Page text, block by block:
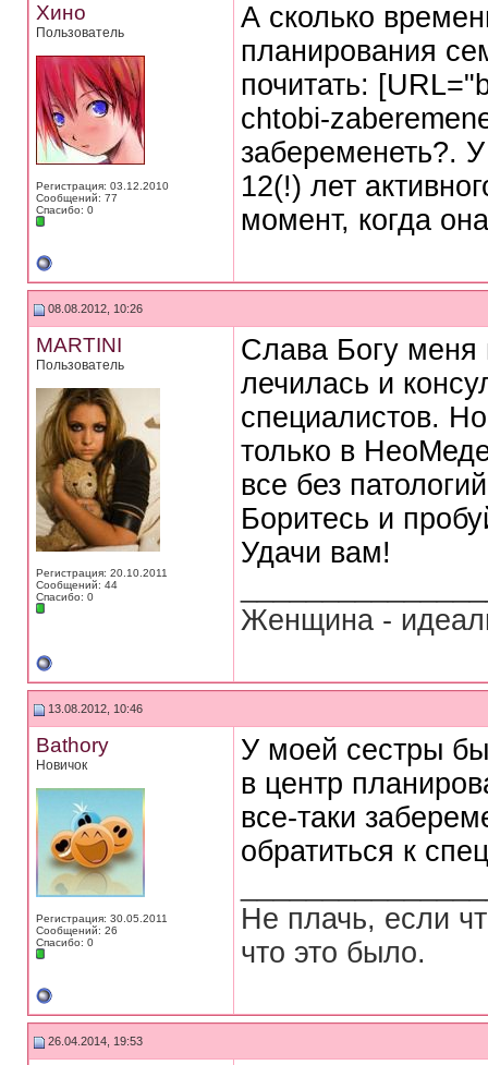
Хино
Пользователь
Регистрация: 03.12.2010
Сообщений: 77
Спасибо: 0
А сколько
планирования
почитать:
chtobi-
забеременеть?.
12(!) лет
момент, когда
08.08.2012, 10:26
MARTINI
Пользователь
Регистрация: 20.10.2011
Сообщений: 44
Спасибо: 0
Слава Богу меня
лечилась и
специалистов.
только в
все без
Боритесь и
Удачи вам!
Женщина -
13.08.2012, 10:46
Bathory
Новичок
Регистрация: 30.05.2011
Сообщений: 26
Спасибо: 0
У моей сестры
в центр
все-таки
обратиться к
Не плачь, если
что это было.
26.04.2014, 19:53